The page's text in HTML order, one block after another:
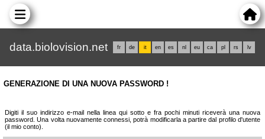
data.biolovision.net fr de it en es nl eu ca pl rs lv
GENERAZIONE DI UNA NUOVA PASSWORD !
Digiti il suo indirizzo e-mail nella linea qui sotto e fra pochi minuti riceverà una nuova
password. Una volta nuovamente connessi, potrà modificarla a partire dal profilo d'utente
(il mio conto).